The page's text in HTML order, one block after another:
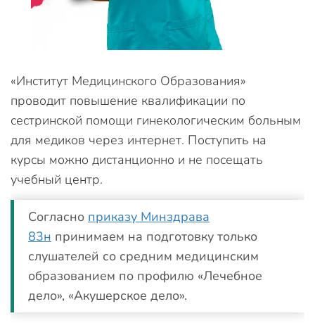
«Институт Медицинского Образования»
проводит повышение квалификации по
сестринской помощи гинекологическим больным
для медиков через интернет. Поступить на
курсы можно дистанционно и не посещать
учебный центр.
Согласно приказу Минздрава
83н принимаем на подготовку только
слушателей со средним медицинским
образованием по профилю «Лечебное
дело», «Акушерское дело».